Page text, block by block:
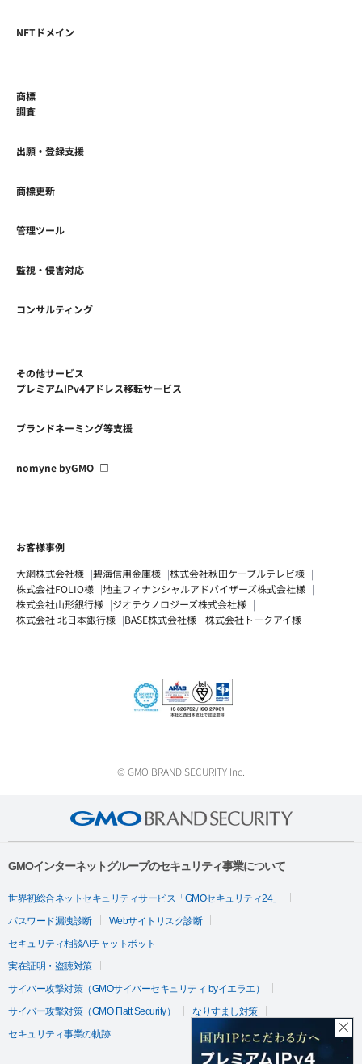
NFTドメイン
商標
調査
出願・登録支援
商標更新
管理ツール
監視・侵害対応
コンサルティング
その他サービス
プレミアムIPv4アドレス移転サービス
ブランドネーミング等支援
nomyne byGMO
お客様事例
大網株式会社様
碧海信用金庫様
株式会社秋田ケーブルテレビ様
株式会社FOLIO様
地主フィナンシャルアドバイザーズ株式会社様
株式会社山形銀行様
ジオテクノロジーズ株式会社様
株式会社 北日本銀行様
BASE株式会社様 株式会社トークアイ様
© GMO BRAND SECURITY Inc.
GMOインターネットグループのセキュリティ事業について
世界初総合ネットセキュリティサービス「GMOセキュリティ24」
パスワード漏洩診断
Webサイトリスク診断
セキュリティ相談AIチャットボット
実在証明・盗聴対策
サイバー攻撃対策（GMOサイバーセキュリティ byイエラエ）
サイバー攻撃対策（GMO Flatt Security）
なりすまし対策
セキュリティ事業の軌跡